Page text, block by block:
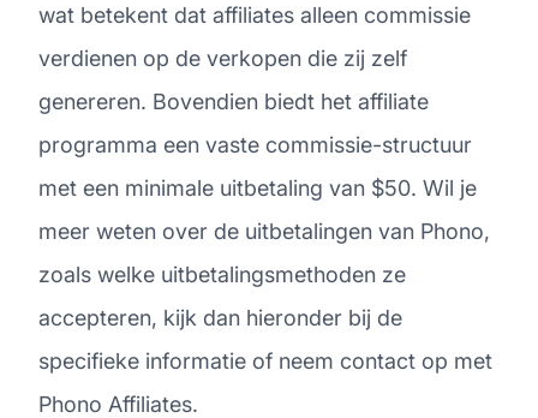
wat betekent dat affiliates alleen commissie
verdienen op de verkopen die zij zelf
genereren. Bovendien biedt het affiliate
programma een vaste commissie-structuur
met een minimale uitbetaling van $50. Wil je
meer weten over de uitbetalingen van Phono,
zoals welke uitbetalingsmethoden ze
accepteren, kijk dan hieronder bij de
specifieke informatie of neem contact op met
Phono Affiliates.